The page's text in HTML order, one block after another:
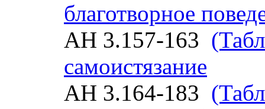
благотворное
АН 3.157-163
самоистязание
АН 3.164-183